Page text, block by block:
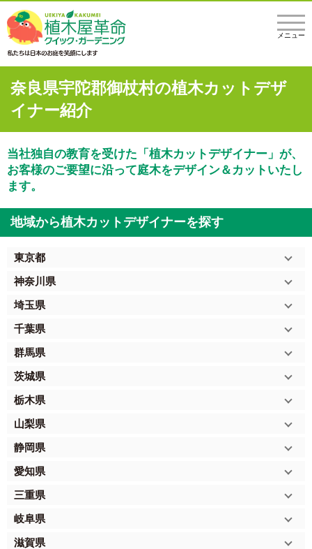
メニュー
奈良県宇陀郡御杖村の植木カットデザ
イナー紹介
当社独自の教育を受けた「植木カットデザイナー」が、
お客様のご要望に沿って庭木をデザイン＆カットいたし
ます。
地域から植木カットデザイナーを探す
東京都
神奈川県
埼玉県
千葉県
群馬県
茨城県
栃木県
山梨県
静岡県
愛知県
三重県
岐阜県
滋賀県